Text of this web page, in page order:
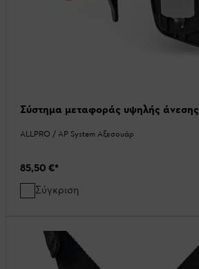
Σύστημα μεταφοράς υψηλής
ALLPRO / AP System Αξεσουάρ
85,50 €*
Σύγκριση